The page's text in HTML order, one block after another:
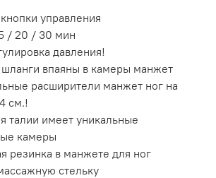
управления
/ 20 / 30 мин
давления!
впаяны в камеры манжет
расширители манжет ног на
см.!
талии имеет уникальные
камеры
резинка в манжете для ног
стельку